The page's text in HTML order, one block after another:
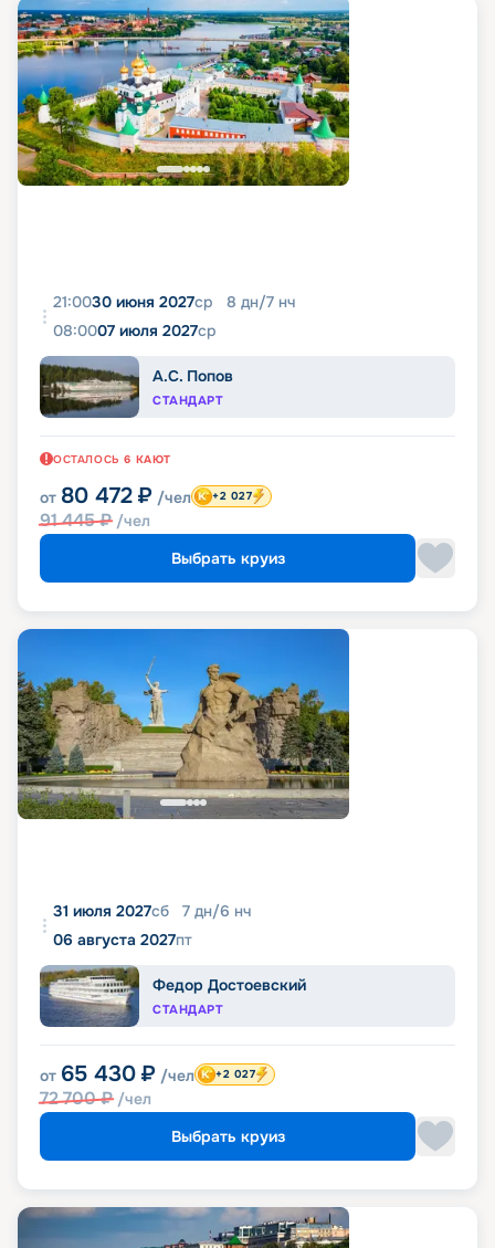
21:0030 июня 2027ср 8 дн/7 нч
08:0007 июля 2027ср
А.С. Попов
СТАНДАРТ
ОСТАЛОСЬ 6 КАЮТ
от 80 472 ₽ /чел
91 445₽ /чел
+2 027
Выбрать круиз
31 июля 2027сб 7 дн/6 нч
06 августа 2027пт
Федор Достоевский
СТАНДАРТ
от 65 430 ₽ /чел
72 700₽ /чел
+2 027
Выбрать круиз